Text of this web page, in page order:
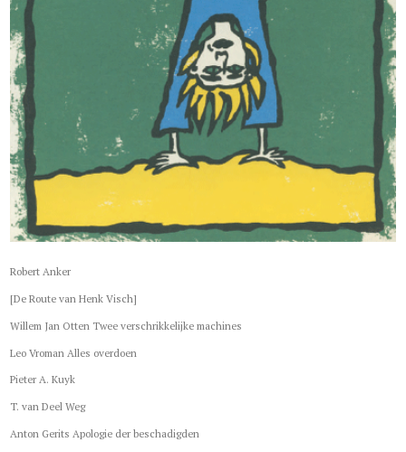
Robert Anker
[De Route van Henk Visch]
Willem Jan Otten Twee verschrikkelijke machines
Leo Vroman Alles overdoen
Pieter A. Kuyk
T. van Deel Weg
Anton Gerits Apologie der beschadigden